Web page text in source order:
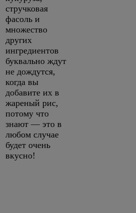
стручковая
фасоль и
множество
других
ингредиентов
буквально ждут
не дождутся,
когда вы
добавите их в
жареный рис,
потому что
знают — это в
любом случае
будет очень
вкусно!